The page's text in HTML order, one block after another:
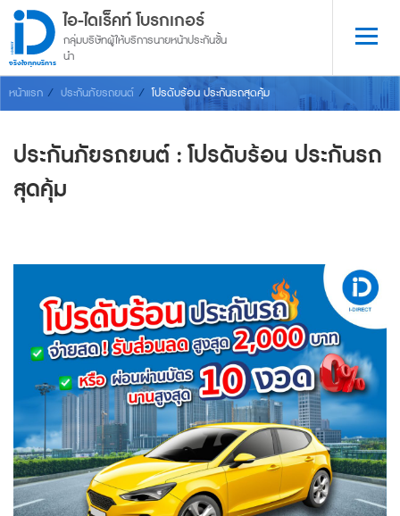
จริงใจทุกบริการ
ไอ-ไดเร็คท์ โบรกเกอร์
กลุ่มบริษัทผู้ให้บริการนายหน้าประกันชั้น
นำ
หน้าแรก ประกันภัยรถยนต์ โปรดับร้อน ประกันรถสุดคุ้ม
ประกันภัยรถยนต์ : โปรดับร้อน ประกันรถ
สุดคุ้ม